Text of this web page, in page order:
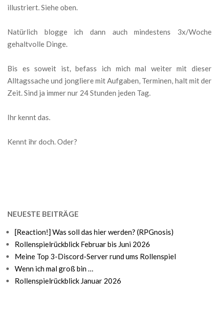
illustriert. Siehe oben.
Natürlich blogge ich dann auch mindestens 3x/Woche
gehaltvolle Dinge.
Bis es soweit ist, befass ich mich mal weiter mit dieser
Alltagssache und jongliere mit Aufgaben, Terminen, halt mit der
Zeit. Sind ja immer nur 24 Stunden jeden Tag.
Ihr kennt das.
Kennt ihr doch. Oder?
NEUESTE BEITRÄGE
[Reaction!] Was soll das hier werden? (RPGnosis)
Rollenspielrückblick Februar bis Juni 2026
Meine Top 3-Discord-Server rund ums Rollenspiel
Wenn ich mal groß bin …
Rollenspielrückblick Januar 2026